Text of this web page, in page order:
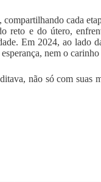
cada
reto e do útero,
Em 2024, ao lado
nem o
não só com suas